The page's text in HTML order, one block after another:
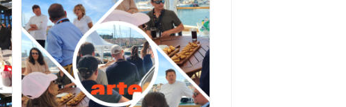
Étoiles
Les
Portes
Du
Grand
Soir